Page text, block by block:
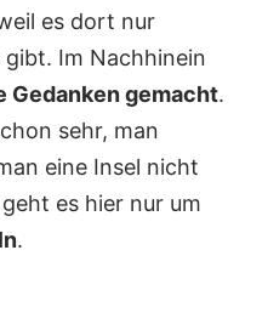
es dort nur
gibt. Im Nachhinein
Gedanken gemacht.
sehr, man
eine Insel nicht
es hier nur um
.